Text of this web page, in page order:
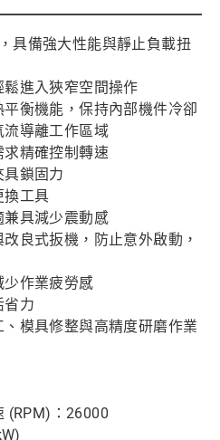
具備強大性能與靜止負載扭
鬆進入狹窄空間操作
衡機能，保持內部機件冷卻
流導離工作區域
求精確控制轉速
具鎖固力
換工具
兼具減少震動感
良式扳機，防止意外啟動，
少作業疲勞感
省力
模具修整與高精度研磨作業
(RPM)：26000